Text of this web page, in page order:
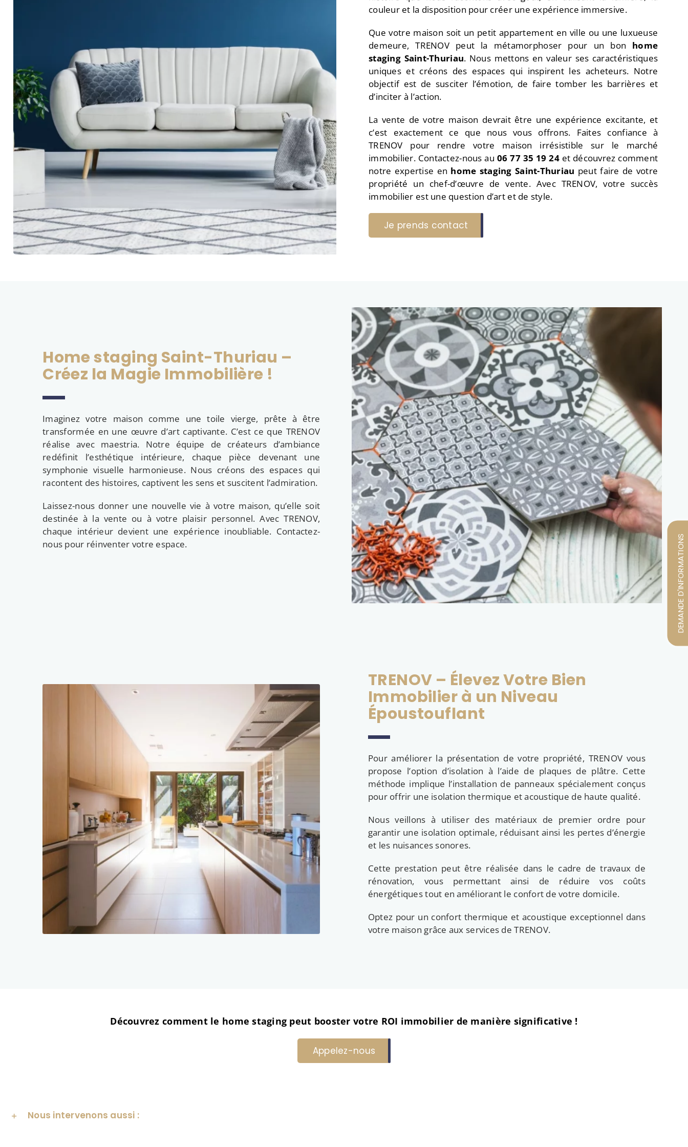
couleur et la disposition pour créer une expérience immersive.
Que votre maison soit un petit appartement en ville ou une luxueuse
demeure, TRENOV peut la métamorphoser pour un bon home
stagingSaint-Thuriau. Nous mettons en valeur ses caractéristiques
uniques et créons des espaces qui inspirent les acheteurs. Notre
objectif est de susciter l’émotion, de faire tomber les barrières et
d’inciter à l’action.
La vente de votre maison devrait être une expérience excitante, et
c’est exactement ce que nous vous offrons. Faites confiance à
TRENOV pour rendre votre maison irrésistible sur le marché
immobilier. Contactez-nous au 06 77 35 19 24et découvrez comment
notre expertise en home staging Saint-Thuriau peut faire de votre
propriété un chef-d’œuvre de vente. Avec TRENOV, votre succès
immobilier est une question d’art et de style.
Je prends contact
Home staging Saint-Thuriau –
Créez la Magie Immobilière !
Imaginez votre maison comme une toile vierge, prête à être
transformée en une œuvre d’art captivante. C’est ce que TRENOV
réalise avec maestria. Notre équipe de créateurs d’ambiance
redéfinit l’esthétique intérieure, chaque pièce devenant une
symphonie visuelle harmonieuse. Nous créons des espaces qui
racontent des histoires, captivent les sens et suscitent l’admiration.
Laissez-nous donner une nouvelle vie à votre maison, qu’elle soit
destinée à la vente ou à votre plaisir personnel. Avec TRENOV,
chaque intérieur devient une expérience inoubliable. Contactez-
nous pour réinventer votre espace.
TRENOV – Élevez Votre Bien
Immobilier à un Niveau
Époustouflant
Pour améliorer la présentation de votre propriété, TRENOV vous
propose l’option d’isolation à l’aide de plaques de plâtre. Cette
méthode implique l’installation de panneaux spécialement conçus
pour offrir une isolation thermique et acoustique de haute qualité.
Nous veillons à utiliser des matériaux de premier ordre pour
garantir une isolation optimale, réduisant ainsi les pertes d’énergie
et les nuisances sonores.
Cette prestation peut être réalisée dans le cadre de travaux de
rénovation, vous permettant ainsi de réduire vos coûts
énergétiques tout en améliorant le confort de votre domicile.
Optez pour un confort thermique et acoustique exceptionnel dans
votre maison grâce aux services de TRENOV.
Découvrez comment le home staging peut booster votre ROI immobilier de manière significative !
Appelez-nous
Nous intervenons aussi :
DEMANDE D'INFORMATIONS